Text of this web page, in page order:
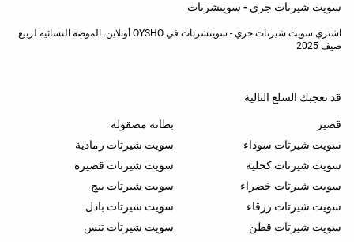
سويت شيرتات جري - سويتشرتات
اشتري سويت شيرتات جري - سويتشرتات في OYSHO أونلاين. الموضة النسائية لربيع
صيف 2025
قد تعجبك السلع التالية
قصير
بطانة مصقولة
سويت شيرتات سوداء
سويت شيرتات رمادية
سويت شيرتات كحلية
سويت شيرتات قصيرة
سويت شيرتات خضراء
سويت شيرتات بيج
سويت شيرتات زرقاء
سويت شيرتات بادل
سويت شيرتات قطن
سويت شيرتات تنس